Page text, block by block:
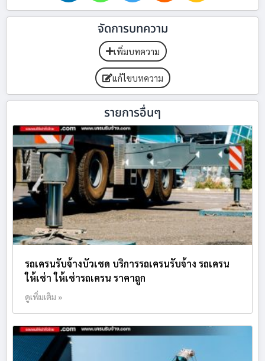
จัดการบทความ
เพิ่มบทความ
แก้ไขบทความ
รายการอื่นๆ
รถเครนรับจ้างบัวเชด บริการรถเครนรับจ้าง รถเครน
ให้เช่า ให้เช่ารถเครน ราคาถูก
ดูเพิ่มเติม »